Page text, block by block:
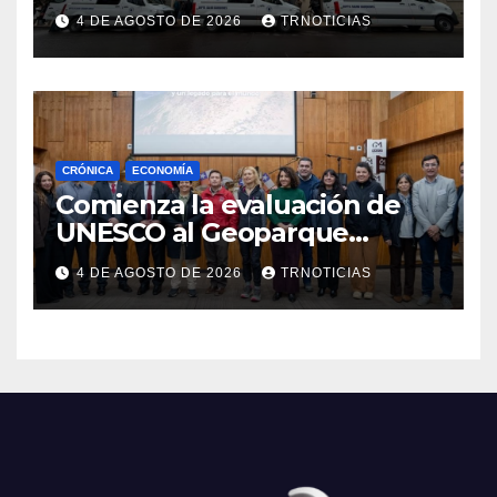
nuevas ambulancias para
Cauquenes y Sagrada Familia
4 DE AGOSTO DE 2026 TRNOTICIAS
CRÓNICA ECONOMÍA
Comienza la evaluación de
UNESCO al Geoparque
Aspirante Pillanmapu en el
Maule
4 DE AGOSTO DE 2026 TRNOTICIAS